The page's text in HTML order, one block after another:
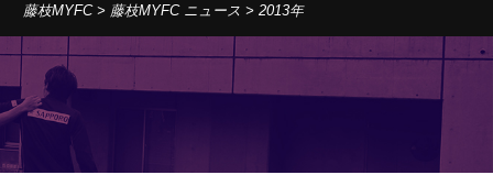
藤枝MYFC> 藤枝MYFC ニュース > 2013年